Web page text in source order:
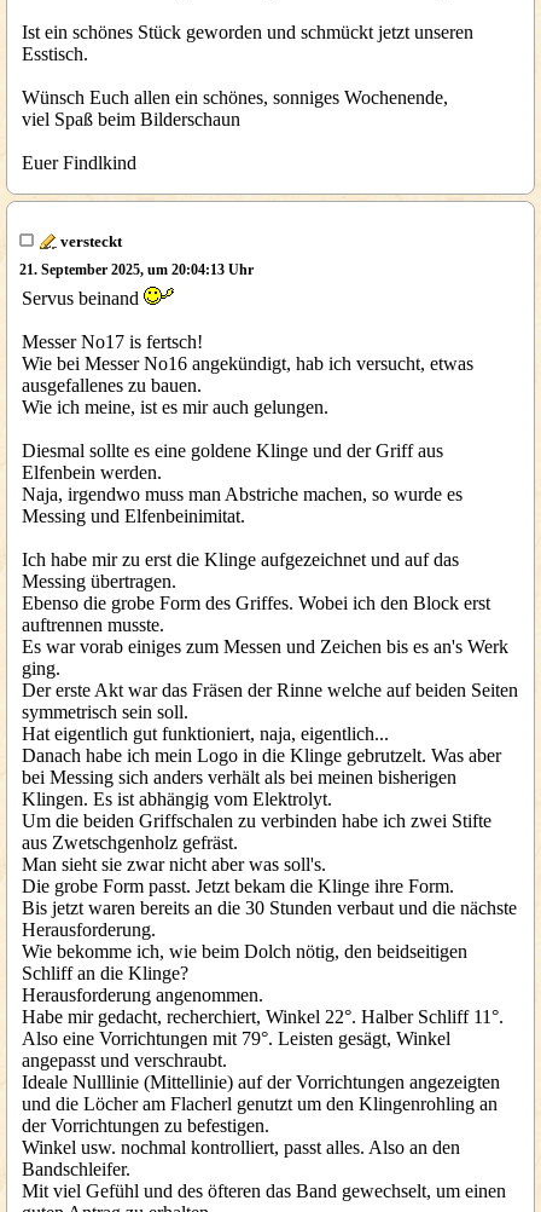
Ist ein schönes Stück geworden und schmückt jetzt unseren
Esstisch.
Wünsch Euch allen ein schönes, sonniges Wochenende,
viel Spaß beim Bilderschaun
Euer Findlkind
versteckt
21. September 2025, um 20:04:13 Uhr
Servus beinand
Messer No17 is fertsch!
Wie bei Messer No16 angekündigt, hab ich versucht, etwas
ausgefallenes zu bauen.
Wie ich meine, ist es mir auch gelungen.
Diesmal sollte es eine goldene Klinge und der Griff aus
Elfenbein werden.
Naja, irgendwo muss man Abstriche machen, so wurde es
Messing und Elfenbeinimitat.
Ich habe mir zu erst die Klinge aufgezeichnet und auf das
Messing übertragen.
Ebenso die grobe Form des Griffes. Wobei ich den Block erst
auftrennen musste.
Es war vorab einiges zum Messen und Zeichen bis es an's Werk
ging.
Der erste Akt war das Fräsen der Rinne welche auf beiden Seiten
symmetrisch sein soll.
Hat eigentlich gut funktioniert, naja, eigentlich...
Danach habe ich mein Logo in die Klinge gebrutzelt. Was aber
bei Messing sich anders verhält als bei meinen bisherigen
Klingen. Es ist abhängig vom Elektrolyt.
Um die beiden Griffschalen zu verbinden habe ich zwei Stifte
aus Zwetschgenholz gefräst.
Man sieht sie zwar nicht aber was soll's.
Die grobe Form passt. Jetzt bekam die Klinge ihre Form.
Bis jetzt waren bereits an die 30 Stunden verbaut und die nächste
Herausforderung.
Wie bekomme ich, wie beim Dolch nötig, den beidseitigen
Schliff an die Klinge?
Herausforderung angenommen.
Habe mir gedacht, recherchiert, Winkel 22°. Halber Schliff 11°.
Also eine Vorrichtungen mit 79°. Leisten gesägt, Winkel
angepasst und verschraubt.
Ideale Nulllinie (Mittellinie) auf der Vorrichtungen angezeigten
und die Löcher am Flacherl genutzt um den Klingenrohling an
der Vorrichtungen zu befestigen.
Winkel usw. nochmal kontrolliert, passt alles. Also an den
Bandschleifer.
Mit viel Gefühl und des öfteren das Band gewechselt, um einen